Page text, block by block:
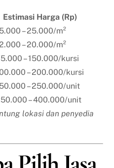
Estimasi Harga (Rp)
– 25.000/m²
– 20.000/m²
– 150.000/kursi
– 200.000/kursi
– 250.000/unit
– 400.000/unit
lokasi dan penyedia